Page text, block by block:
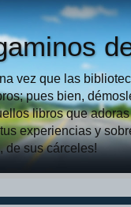
vez que las
pues bien,
libros que adoras
experiencias y
de sus cárceles!